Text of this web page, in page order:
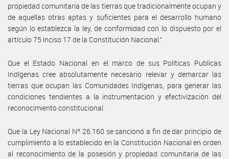
propiedad comunitaria de las tierras que tradicionalmente ocupan y
de aquellas otras aptas y suficientes para el desarrollo humano
según lo establezca la ley, de conformidad con lo dispuesto por el
artículo 75 inciso 17 de la Constitución Nacional.”
Que el Estado Nacional en el marco de sus Políticas Publicas
Indígenas cree absolutamente necesario relevar y demarcar las
tierras que ocupan las Comunidades Indígenas, para generar las
condiciones tendientes a la instrumentación y efectivización del
reconocimiento constitucional.
Que la Ley Nacional Nº 26.160 se sancionó a fin de dar principio de
cumplimiento a lo establecido en la Constitución Nacional en orden
al reconocimiento de la posesión y propiedad comunitaria de las